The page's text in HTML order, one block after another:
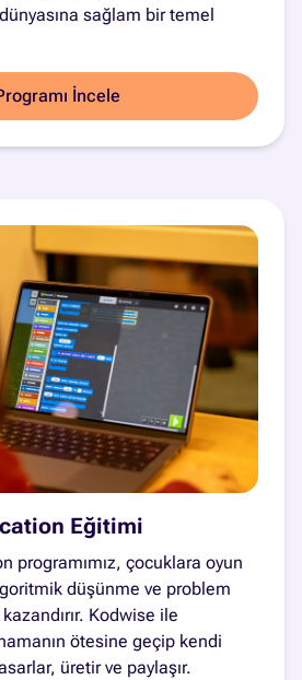
sağlam bir temel
İncele
Eğitimi
programımız, çocuklara oyun
düşünme ve problem
Kodwise ile
ötesine geçip kendi
üretir ve paylaşır.